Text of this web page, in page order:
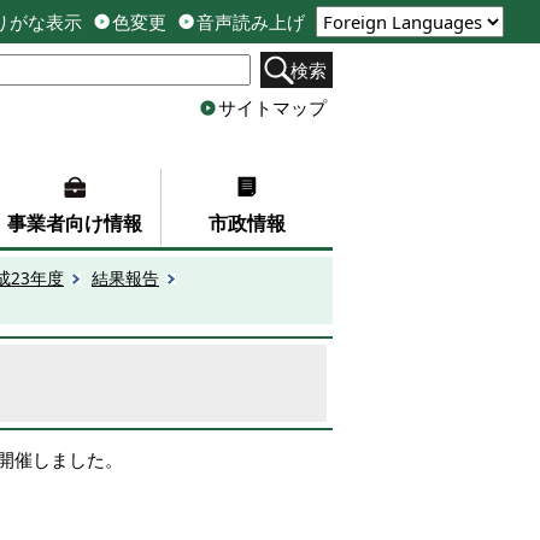
がな表示 色変更
音声読み上げ
検索
サイトマップ
事業者向け情報 市政情報
23年度
結果報告
しました。